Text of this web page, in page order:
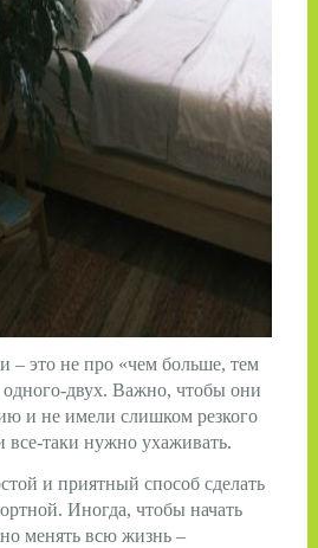
– это не про «чем больше, тем
двух. Важно, чтобы они
и не имели слишком резкого
все-таки нужно ухаживать.
и приятный способ сделать
Иногда, чтобы начать
менять всю жизнь –